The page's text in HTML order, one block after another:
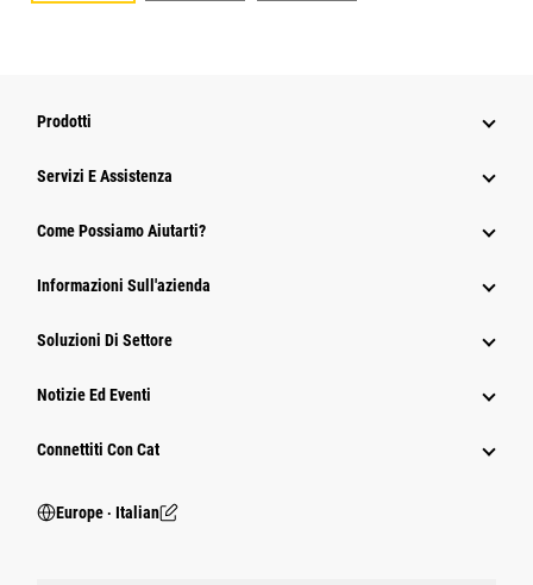
Prodotti
Servizi E Assistenza
Come Possiamo Aiutarti?
Informazioni Sull'azienda
Soluzioni Di Settore
Notizie Ed Eventi
Connettiti Con Cat
Europe ‧ Italian